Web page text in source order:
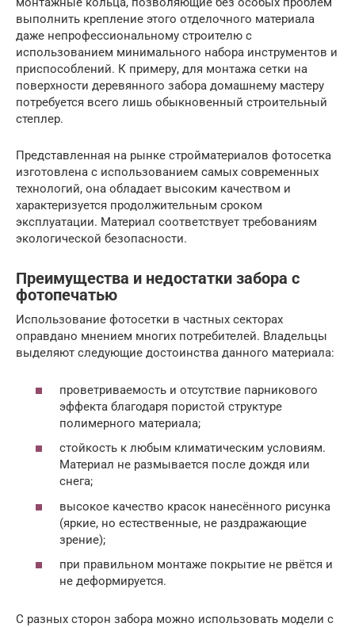
выполнить крепление этого отделочного материала
даже непрофессиональному строителю с
использованием минимального набора инструментов и
приспособлений. К примеру, для монтажа сетки на
поверхности деревянного забора домашнему мастеру
потребуется всего лишь обыкновенный строительный
степлер.
Представленная на рынке стройматериалов фотосетка
изготовлена с использованием самых современных
технологий, она обладает высоким качеством и
характеризуется продолжительным сроком
эксплуатации. Материал соответствует требованиям
экологической безопасности.
Преимущества и недостатки забора с
фотопечатью
Использование фотосетки в частных секторах
оправдано мнением многих потребителей. Владельцы
выделяют следующие достоинства данного материала:
проветриваемость и отсутствие парникового
эффекта благодаря пористой структуре
полимерного материала;
стойкость к любым климатическим условиям.
Материал не размывается после дождя или
снега;
высокое качество красок нанесённого рисунка
(яркие, но естественные, не раздражающие
зрение);
при правильном монтаже покрытие не рвётся и
не деформируется.
С разных сторон забора можно использовать модели с